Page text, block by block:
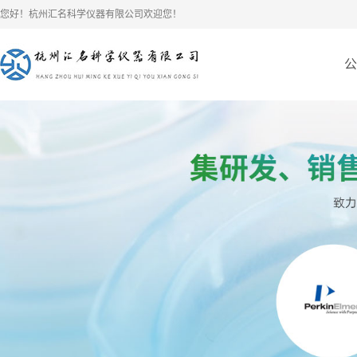
您好！杭州汇名科学仪器有限公司欢迎您！